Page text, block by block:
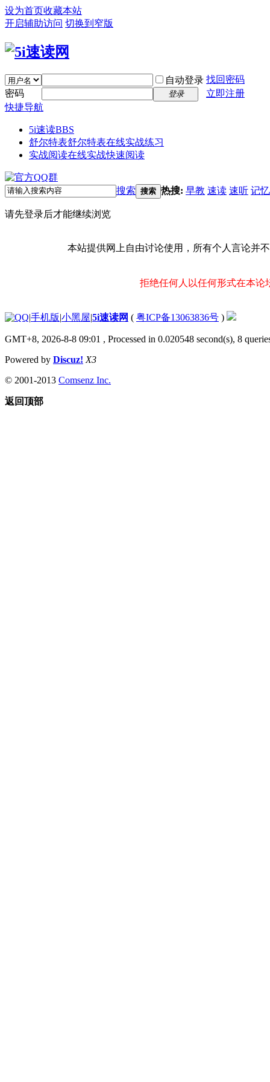
设为首页收藏本站
开启辅助访问 切换到窄版
自动登录 找回密码
密码
登录
立即注册
快捷导航
5i速读BBS
舒尔特表舒尔特表在线实战练习
实战阅读在线实战快速阅读
搜索 搜索 热搜: 早教 速读 速听 记忆
请先登录后才能继续浏览
本站提供网上自由讨论使用，所有个人言论并
拒绝任何人以任何形式在本论
|手机版|小黑屋|5i速读网 ( 粤ICP备13063836号 )
GMT+8, 2026-8-8 09:01 , Processed in 0.020548 second(s), 8
Powered by Discuz! X3
© 2001-2013 Comsenz Inc.
返回顶部